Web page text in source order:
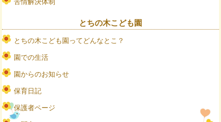
とちの木こども園
とちの木こども園ってどんなとこ？
園での生活
園からのお知らせ
保育日記
保護者ページ